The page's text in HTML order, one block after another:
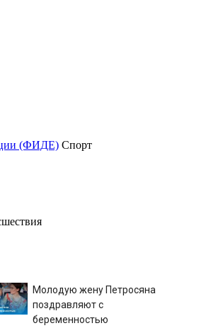
(ФИДЕ) Спорт
Молодую жену Петросяна
поздравляют с
беременностью